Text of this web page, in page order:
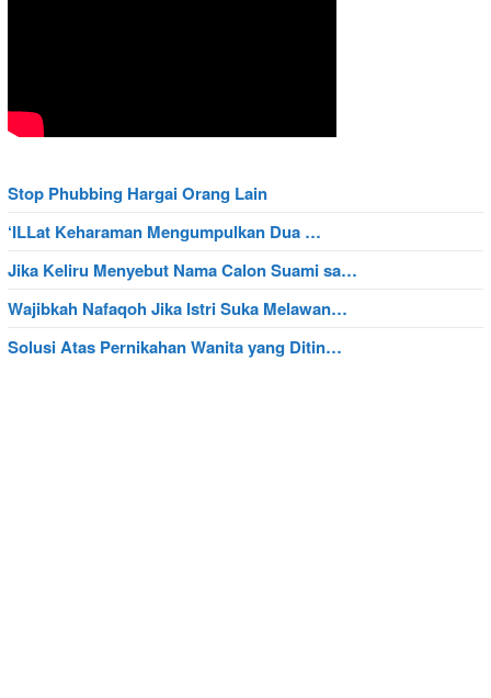
Stop Phubbing Hargai Orang Lain
‘ILLat Keharaman Mengumpulkan Dua …
Jika Keliru Menyebut Nama Calon Suami sa…
Wajibkah Nafaqoh Jika Istri Suka Melawan…
Solusi Atas Pernikahan Wanita yang Ditin…